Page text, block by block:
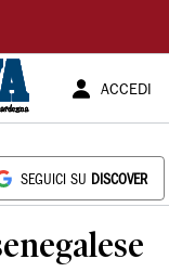
ACCEDI
SEGUICI SU DISCOVER